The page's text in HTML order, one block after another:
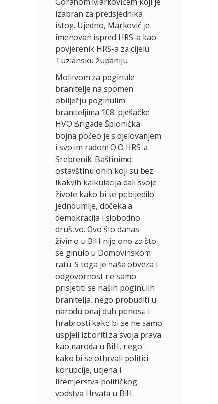
izabran za predsjednika
istog. Ujedno, Marković je
imenovan ispred HRS-a kao
povjerenik HRS-a za cijelu
Tuzlansku županiju.
Molitvom za poginule
branitelje na spomen
obilježju poginulim
braniteljima 108. pješačke
HVO Brigade Špionička
bojna počeo je s djelovanjem
i svojim radom O.O HRS-a
Srebrenik. Baštinimo
ostavštinu onih koji su bez
ikakvih kalkulacija dali svoje
živote kako bi se pobijedilo
jednoumlje, dočekala
demokracija i slobodno
društvo. Ovo što danas
živimo u BiH nije ono za što
se ginulo u Domovinskom
ratu. S toga je naša obveza i
odgovornost ne samo
prisjetiti se naših poginulih
branitelja, nego probuditi u
narodu onaj duh ponosa i
hrabrosti kako bi se ne samo
uspjeli izboriti za svoja prava
kao naroda u BiH, nego i
kako bi se othrvali politici
korupcije, ucjena i
licemjerstva političkog
vodstva Hrvata u BiH.